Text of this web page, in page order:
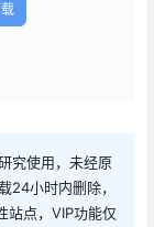
究使用，未经原
24小时内删除，
站点，VIP功能仅